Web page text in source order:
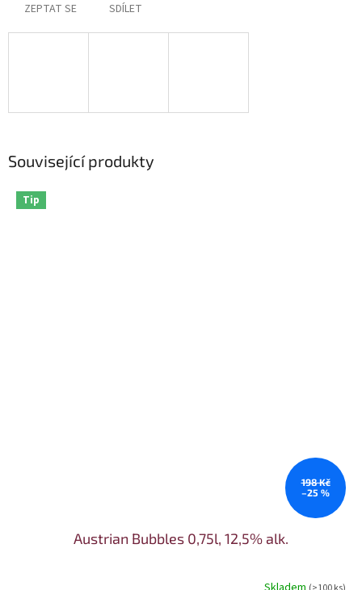
ZEPTAT SE SDÍLET
Související produkty
Tip
198 Kč
–25 %
Austrian Bubbles 0,75l, 12,5% alk.